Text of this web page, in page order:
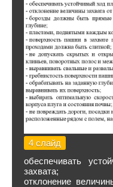
4 слайд
обеспечивать
захвата;
отклонение